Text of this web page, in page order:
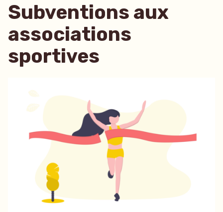
Subventions aux
associations
sportives